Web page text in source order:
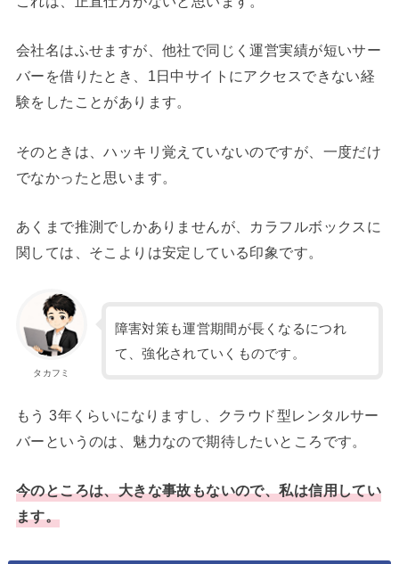
会社名はふせますが、他社で同じく運営実績が短いサー
バーを借りたとき、1日中サイトにアクセスできない経
験をしたことがあります。
そのときは、ハッキリ覚えていないのですが、一度だけ
でなかったと思います。
あくまで推測でしかありませんが、カラフルボックスに
関しては、そこよりは安定している印象です。
タカフミ
障害対策も運営期間が長くなるにつれ
て、強化されていくものです。
もう 3年くらいになりますし、クラウド型レンタルサー
バーというのは、魅力なので期待したいところです。
今のところは、大きな事故もないので、私は信用してい
ます。